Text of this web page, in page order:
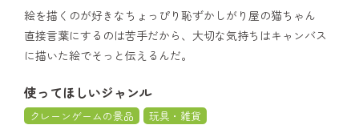
絵を描くのが好きなちょっぴり恥ずかしがり屋の猫ちゃん
直接言葉にするのは苦手だから、大切な気持ちはキャンバス
に描いた絵でそっと伝えるんだ。
使ってほしいジャンル
クレーンゲームの景品
玩具・雑貨